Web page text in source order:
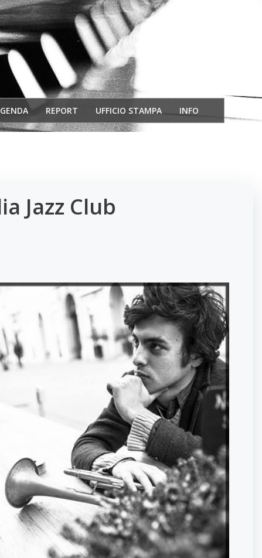
REPORT UFFICIO STAMPA INFO
Jazz Club